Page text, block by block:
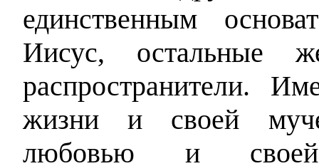
единственным
Иисус, остальные
распространители.
жизни и своей
любовью и своей